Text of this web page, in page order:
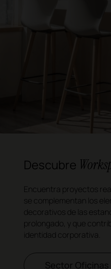
Descubre
Encuentra proyectos
se complementan los
decorativos de las
prolongado, y que
identidad corporativa.
Sector Oficinas